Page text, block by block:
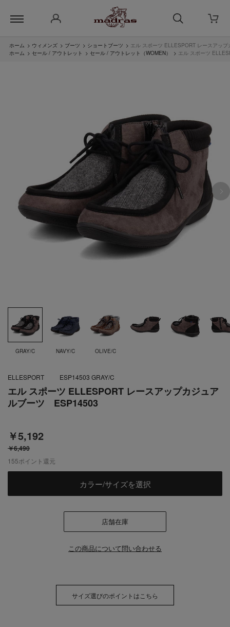
ホーム > ウィメンズ > ブーツ > ショートブーツ > エル スポーツ ELLESPORT レースアッ
ホーム > セール / アウトレット > セール / アウトレット（WOMEN） > エル スポーツ
GRAY/C NAVY/C OLIVE/C
エル スポーツ ELLESPORT レースアップカジュア
ルブーツ ESP14503
￥5,192
￥6,490
ELLESPORT ESP14503 GRAY/C
155ポイント還元
カラー/サイズを選択
店舗在庫
この商品について問い合わせる
サイズ選びのポイントはこちら